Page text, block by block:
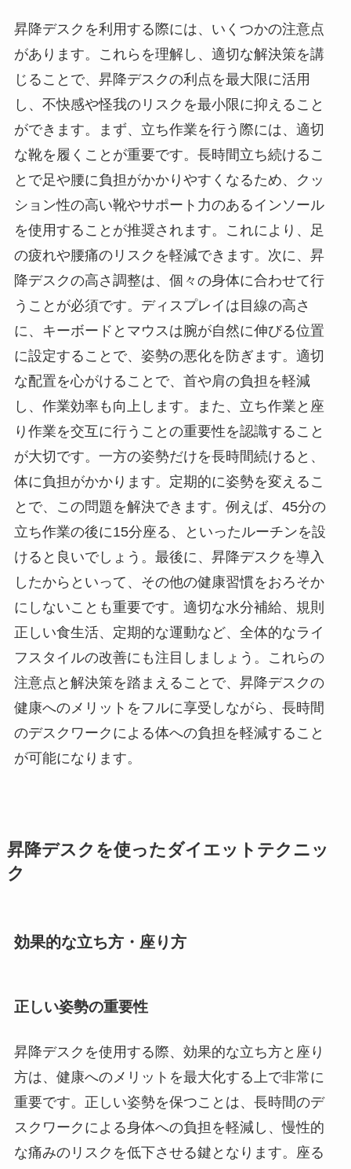
昇降デスクを利用する際には、いくつかの注意点
があります。これらを理解し、適切な解決策を講
じることで、昇降デスクの利点を最大限に活用
し、不快感や怪我のリスクを最小限に抑えること
ができます。まず、立ち作業を行う際には、適切
な靴を履くことが重要です。長時間立ち続けるこ
とで足や腰に負担がかかりやすくなるため、クッ
ション性の高い靴やサポート力のあるインソール
を使用することが推奨されます。これにより、足
の疲れや腰痛のリスクを軽減できます。次に、昇
降デスクの高さ調整は、個々の身体に合わせて行
うことが必須です。ディスプレイは目線の高さ
に、キーボードとマウスは腕が自然に伸びる位置
に設定することで、姿勢の悪化を防ぎます。適切
な配置を心がけることで、首や肩の負担を軽減
し、作業効率も向上します。また、立ち作業と座
り作業を交互に行うことの重要性を認識すること
が大切です。一方の姿勢だけを長時間続けると、
体に負担がかかります。定期的に姿勢を変えるこ
とで、この問題を解決できます。例えば、45分の
立ち作業の後に15分座る、といったルーチンを設
けると良いでしょう。最後に、昇降デスクを導入
したからといって、その他の健康習慣をおろそか
にしないことも重要です。適切な水分補給、規則
正しい食生活、定期的な運動など、全体的なライ
フスタイルの改善にも注目しましょう。これらの
注意点と解決策を踏まえることで、昇降デスクの
健康へのメリットをフルに享受しながら、長時間
のデスクワークによる体への負担を軽減すること
が可能になります。
昇降デスクを使ったダイエットテクニッ
ク
効果的な立ち方・座り方
正しい姿勢の重要性
昇降デスクを使用する際、効果的な立ち方と座り
方は、健康へのメリットを最大化する上で非常に
重要です。正しい姿勢を保つことは、長時間のデ
スクワークによる身体への負担を軽減し、慢性的
な痛みのリスクを低下させる鍵となります。座る